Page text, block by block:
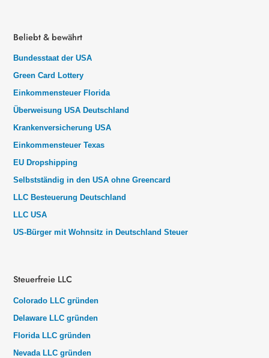
Beliebt & bewährt
Bundesstaat der USA
Green Card Lottery
Einkommensteuer Florida
Überweisung USA Deutschland
Krankenversicherung USA
Einkommensteuer Texas
EU Dropshipping
Selbstständig in den USA ohne Greencard
LLC Besteuerung Deutschland
LLC USA
US-Bürger mit Wohnsitz in Deutschland Steuer
Steuerfreie LLC
Colorado LLC gründen
Delaware LLC gründen
Florida LLC gründen
Nevada LLC gründen